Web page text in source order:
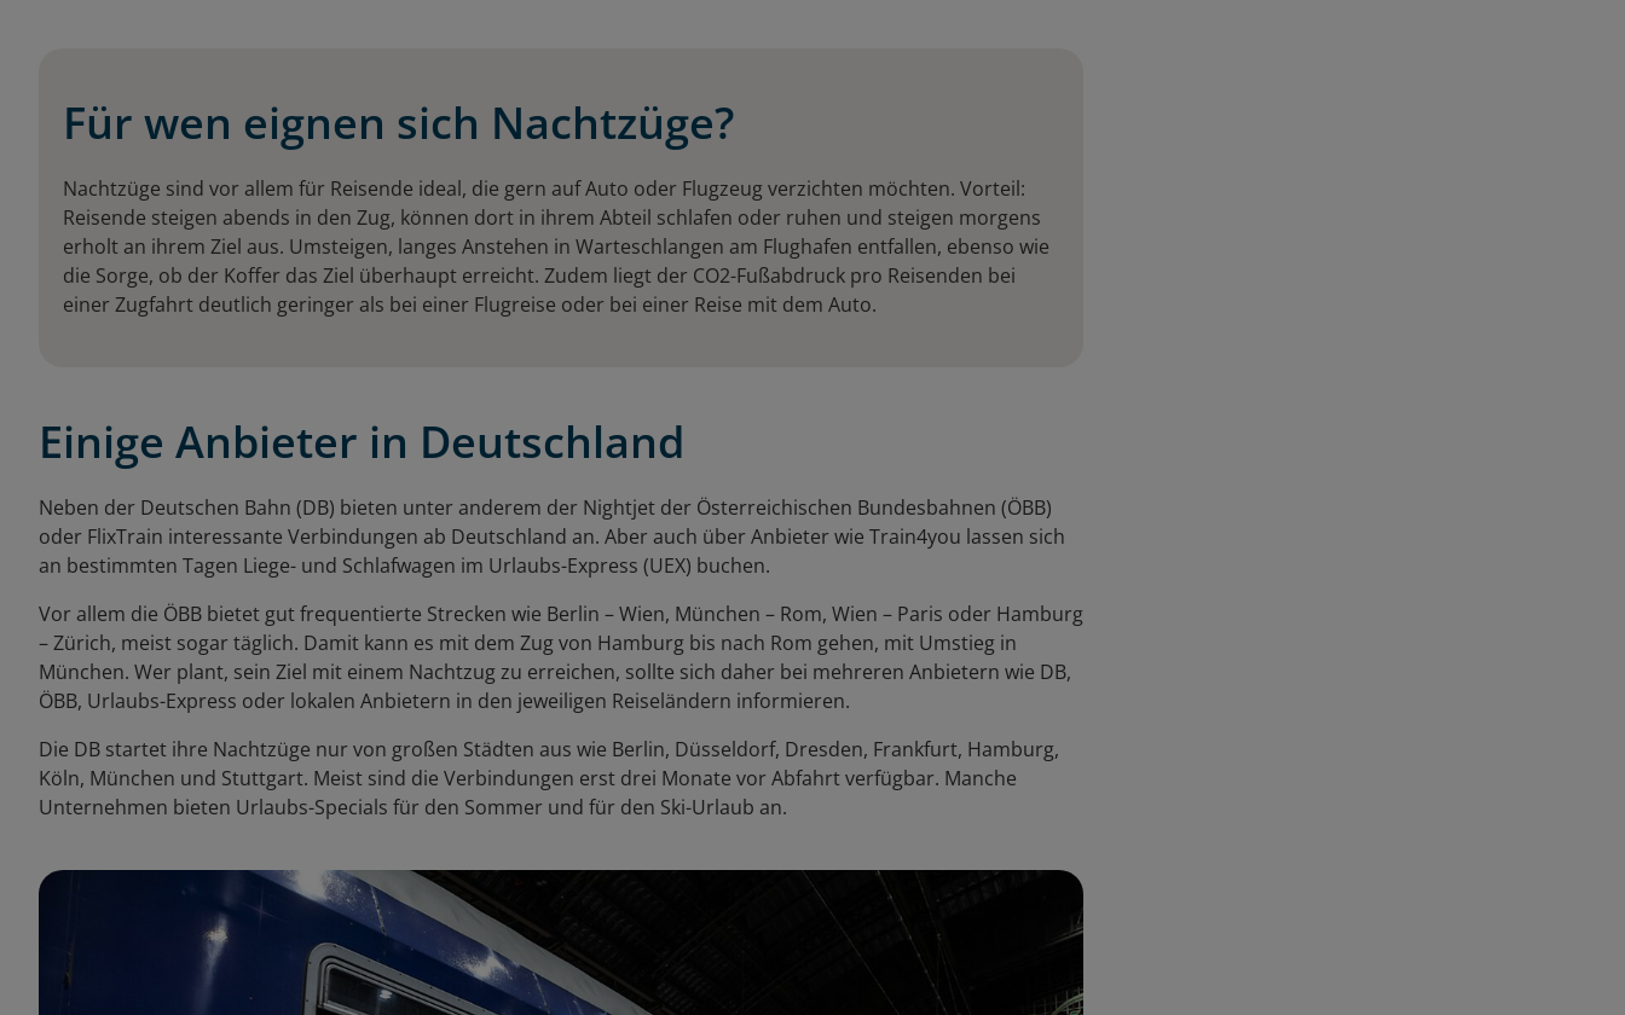
Für wen eignen sich Nachtzüge?
Nachtzüge sind vor allem für Reisende ideal, die gern auf Auto oder Flugzeug verzichten möchten. Vorteil:
Reisende steigen abends in den Zug, können dort in ihrem Abteil schlafen oder ruhen und steigen morgens
erholt an ihrem Ziel aus. Umsteigen, langes Anstehen in Warteschlangen am Flughafen entfallen, ebenso wie
die Sorge, ob der Koffer das Ziel überhaupt erreicht. Zudem liegt der CO2-Fußabdruck pro Reisenden bei
einer Zugfahrt deutlich geringer als bei einer Flugreise oder bei einer Reise mit dem Auto.
Einige Anbieter in Deutschland
Neben der Deutschen Bahn (DB) bieten unter anderem der Nightjet der Österreichischen Bundesbahnen (ÖBB)
oder FlixTrain interessante Verbindungen ab Deutschland an. Aber auch über Anbieter wie Train4you lassen sich
an bestimmten Tagen Liege- und Schlafwagen im Urlaubs-Express (UEX) buchen.
Vor allem die ÖBB bietet gut frequentierte Strecken wie Berlin – Wien, München – Rom, Wien – Paris oder Hamburg
– Zürich, meist sogar täglich. Damit kann es mit dem Zug von Hamburg bis nach Rom gehen, mit Umstieg in
München. Wer plant, sein Ziel mit einem Nachtzug zu erreichen, sollte sich daher bei mehreren Anbietern wie DB,
ÖBB, Urlaubs-Express oder lokalen Anbietern in den jeweiligen Reiseländern informieren.
Die DB startet ihre Nachtzüge nur von großen Städten aus wie Berlin, Düsseldorf, Dresden, Frankfurt, Hamburg,
Köln, München und Stuttgart. Meist sind die Verbindungen erst drei Monate vor Abfahrt verfügbar. Manche
Unternehmen bieten Urlaubs-Specials für den Sommer und für den Ski-Urlaub an.